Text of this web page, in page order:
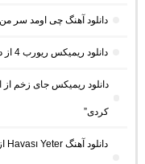
دانلود آهنگ چی اومد سر
دانلود ریمیکس ریورب 4 از دیجی معین و میشاموزیکز “طولانی احساسی”
دانلود ریمیکس جای زخم از
کردی”